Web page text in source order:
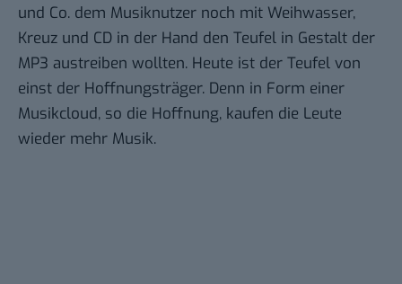
und Co. dem Musiknutzer noch mit Weihwasser,
Kreuz und CD in der Hand den Teufel in Gestalt der
MP3 austreiben wollten. Heute ist der Teufel von
einst der Hoffnungsträger. Denn in Form einer
Musikcloud, so die Hoffnung, kaufen die Leute
wieder mehr Musik.